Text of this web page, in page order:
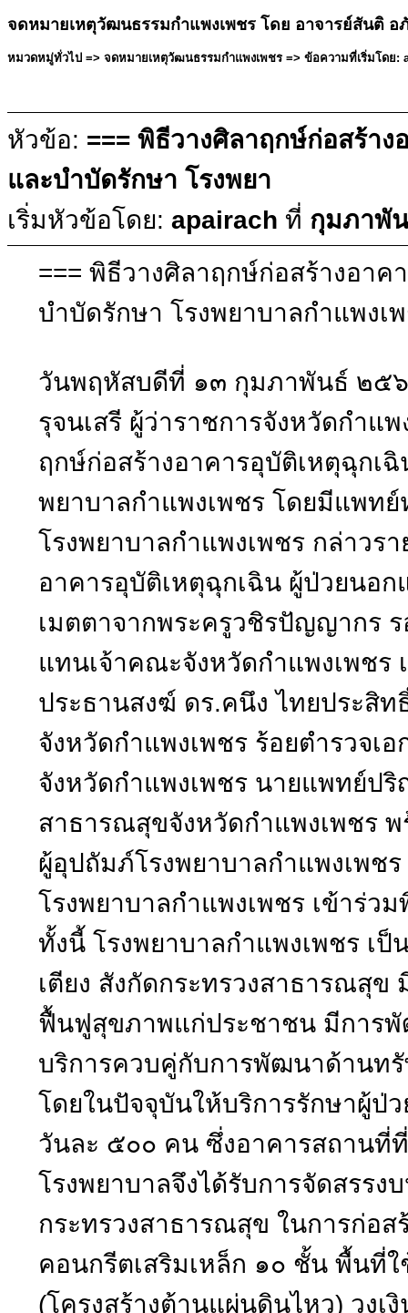
จดหมายเหตุวัฒนธรรมกำแพงเพชร โดย อาจารย์สันติ อ
หมวดหมู่ทั่วไป => จดหมายเหตุวัฒนธรรมกำแพงเพชร => ข้อความที่เริ่มโดย:
หัวข้อ: === พิธีวางศิลาฤกษ์ก่อสร้า
และบำบัดรักษา โรงพยา
เริ่มหัวข้อโดย: apairach ที่ กุมภาพั
=== พิธีวางศิลาฤกษ์ก่อสร้างอา
บำบัดรักษา โรงพยาบาลกำแพงเ
วันพฤหัสบดีที่ ๑๓ กุมภาพันธ์ ๒๕
รุจนเสรี ผู้ว่าราชการจังหวัดกำแ
ฤกษ์ก่อสร้างอาคารอุบัติเหตุฉุกเ
พยาบาลกำแพงเพชร โดยมีแพท
โรงพยาบาลกำแพงเพชร กล่าวร
อาคารอุบัติเหตุฉุกเฉิน ผู้ป่วยนอ
เมตตาจากพระครูวชิรปัญญากร
แทนเจ้าคณะจังหวัดกำแพงเพชร
ประธานสงฆ์ ดร.คนึง ไทยประสิ
จังหวัดกำแพงเพชร ร้อยตำรวจเ
จังหวัดกำแพงเพชร นายแพทย์
สาธารณสุขจังหวัดกำแพงเพชร
ผู้อุปถัมภ์โรงพยาบาลกำแพงเพช
โรงพยาบาลกำแพงเพชร เข้าร่วม
ทั้งนี้ โรงพยาบาลกำแพงเพชร เ
เตียง สังกัดกระทรวงสาธารณสุข
ฟื้นฟูสุขภาพแก่ประชาชน มีการ
บริการควบคู่กับการพัฒนาด้านท
โดยในปัจจุบันให้บริการรักษาผู้ป่
วันละ ๕๐๐ คน ซึ่งอาคารสถานที่
โรงพยาบาลจึงได้รับการจัดสรร
กระทรวงสาธารณสุข ในการก่อส
คอนกรีตเสริมเหล็ก ๑๐ ชั้น พื้นที่
(โครงสร้างต้านแผ่นดินไหว) วง